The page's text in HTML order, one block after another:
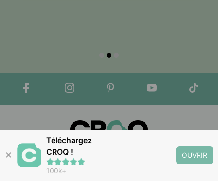
Apple Store
✕
Téléchargez
CROQ !
100k+
OUVRIR